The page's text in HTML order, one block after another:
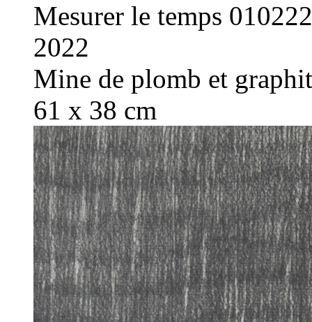
Mesurer le temps 010222
2022
Mine de plomb et
61 x 38 cm